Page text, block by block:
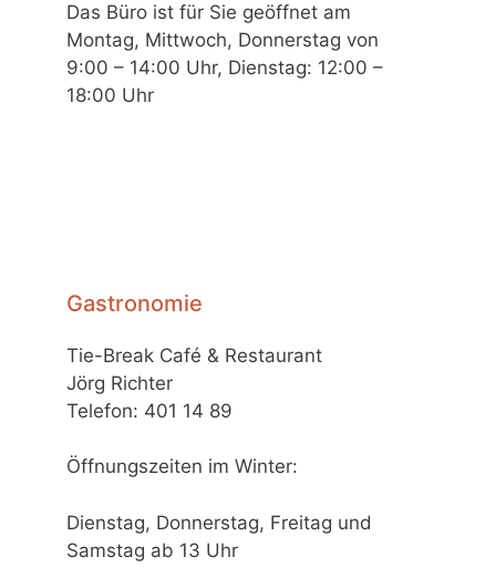
Das Büro ist für Sie geöffnet am
Montag, Mittwoch, Donnerstag von
9:00 – 14:00 Uhr, Dienstag: 12:00 –
18:00 Uhr
Gastronomie
Tie-Break Café & Restaurant
Jörg Richter
Telefon: 401 14 89
Öffnungszeiten im Winter:
Dienstag, Donnerstag, Freitag und
Samstag ab 13 Uhr